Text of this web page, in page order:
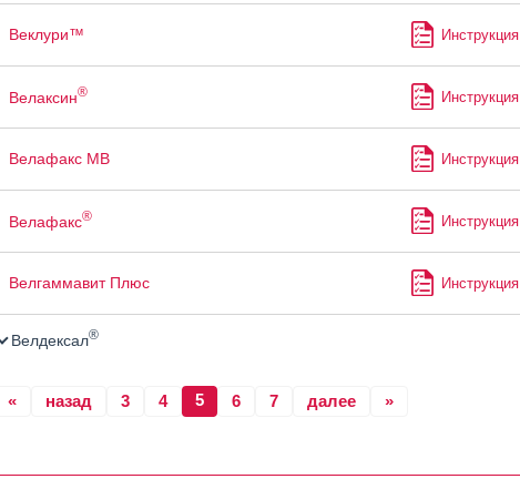
Веклури™ Инструкция
Велаксин® Инструкция
Велафакс МВ Инструкция
Велафакс® Инструкция
Велгаммавит Плюс Инструкция
Велдексал®
« назад 3 4 5 6 7 далее »